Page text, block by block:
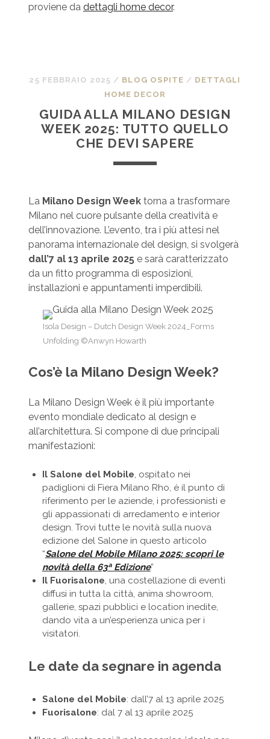
proviene da dettagli home decor.
25 FEBBRAIO 2025 / BLOG OSPITE / DETTAGLI
HOME DECOR
GUIDA ALLA MILANO DESIGN
WEEK 2025: TUTTO QUELLO
CHE DEVI SAPERE
La Milano Design Weektorna a trasformare
Milano nel cuore pulsante della creatività e
dell’innovazione. L’evento, tra i più attesi nel
panorama internazionale del design, si svolgerà
dall’7 al 13 aprile 2025e sarà caratterizzato
da un fitto programma di esposizioni,
installazioni e appuntamenti imperdibili.
Isola Design – Dutch Design Week 2024_Forms
Unfolding ©Anwyn Howarth
Cos’è la Milano Design Week?
La Milano Design Week è il più importante
evento mondiale dedicato al design e
all’architettura. Si compone di due principali
manifestazioni:
Il Salone del Mobile, ospitato nei
padiglioni di Fiera Milano Rho, è il punto di
riferimento per le aziende, i professionisti e
gli appassionati di arredamento e interior
design. Trovi tutte le novità sulla nuova
edizione del Salone in questo articolo
“Salone del Mobile Milano 2025: scopri le
novità della 63ª Edizione”
Il Fuorisalone, una costellazione di eventi
diffusi in tutta la città, anima showroom,
gallerie, spazi pubblici e location inedite,
dando vita a un’esperienza unica per i
visitatori.
Le date da segnare in agenda
Salone del Mobile: dall’7 al 13 aprile 2025
Fuorisalone: dal 7 al 13 aprile 2025